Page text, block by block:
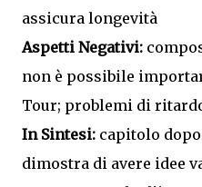
assicura longevità
Aspetti Negativi:
non è possibile
Tour; problemi di
In Sintesi: capitolo
dimostra di avere idee